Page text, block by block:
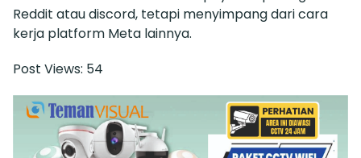
Reddit atau discord, tetapi menyimpang dari cara
kerja platform Meta lainnya.
Post Views: 54